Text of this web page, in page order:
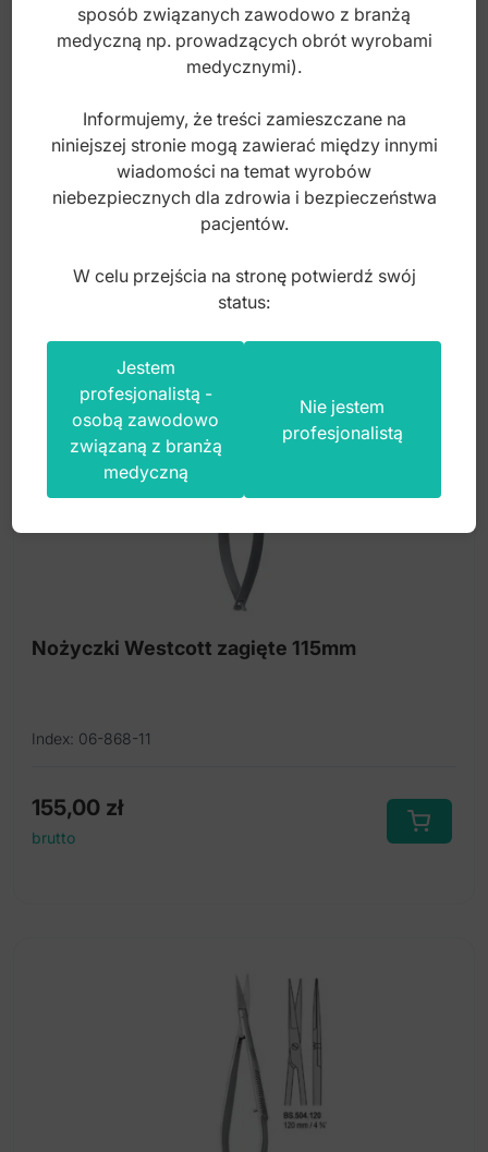
Nożyczki micro Westcott proste 110mm
Index: 06-867-11
155,00zł
Nożyczki Westcott zagięte 115mm
Index: 06-868-11
155,00 zł
brutto
sposób związanych zawodowo z branżą
medyczną np. prowadzących obrót wyrobami
medycznymi).
Informujemy, że treści zamieszczane na
niniejszej stronie mogą zawierać między innymi
wiadomości na temat wyrobów
niebezpiecznych dla zdrowia i bezpieczeństwa
pacjentów.
W celu przejścia na stronę potwierdź swój
status:
Jestem
profesjonalistą -
osobą zawodowo
związaną z branżą
medyczną
Nie jestem
profesjonalistą